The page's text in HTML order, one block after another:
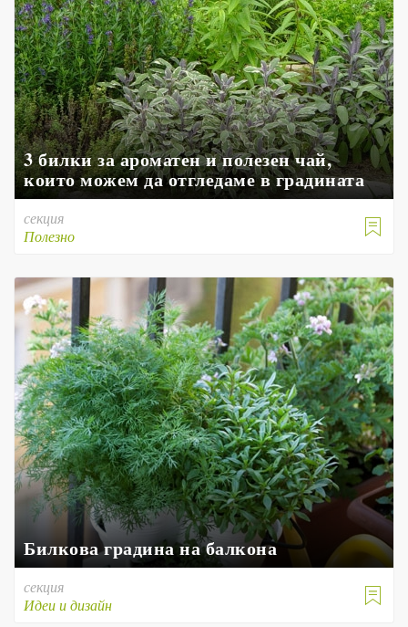
3 билки за ароматен и полезен чай,
които можем да отгледаме в градината

секция
Полезно
Билкова градина на балкона

секция
Идеи и дизайн